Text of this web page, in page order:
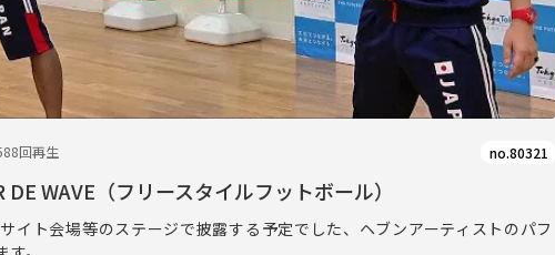
回再生 no.80321
WAVE（フリースタイルフットボール）
イト会場等のステージで披露する予定でした、ヘブンアーティストのパフ